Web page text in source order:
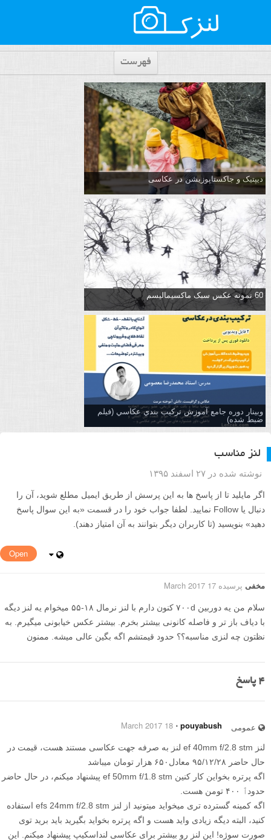
فهرست
دیپتیک و جاکستا‌پوزیشن در عکاسی
60 نمونه عکس سبک ماکسیمالیسم
وبینار دوره جامع آموزش تركيب بندي عكاسي (فیلم
ضبط شده)
لنز مناسب
نوشته شده در ۲۷ اسفند ۱۳۹۵
اگر مایلید تا از پاسخ ها به این پرسش از طریق ایمیل مطلع شوید، آن را
دنبال یا Follow نمایید. لطفا جواب خود را در قسمت «به این سوال پاسخ
دهید» بنویسید (تا کاربران دیگر بتوانند به آن امتیاز دهند).
Open
مخفی پرسیده 17 March 2017
سلام من یه دوربین ۷۰۰d کنون دارم با لنز نرمال ۱۸-۵۵ میخوام یه لنز دیگه
با دیاف باز تر و فاصله کانونی بیشتر بخرم. بیشتر عکس خیابونی میگیرم. به
نظتون چه لنزی مناسبه؟؟ حدود قیمتشم اگه بگین عالی میشه. ممنون
4 پاسخ
عمومی pouyabush
⋅
18 March 2017
لنز ef 40mm f/2.8 stm لنز به صرفه جهت عکاسی مستند هست، قیمت در
حال حاضر ۹۵/۱۲/۲۸ معادل۶۵۰ هزار تومان میباشد
اگه پرتره بخواین کار کنین ef 50mm f/1.8 stm پیشنهاد میکنم، در حال حاضر
حدودٱ ۴۰۰ تومن هست.
اگه کمینه گسترده تری میخواید میتونید از لنز efs 24mm f/2.8 stm استفاده
کنید، البته دیگه زیادی واید هست و اگه پرتره بخواید بگیرید باید برید توی
صورت سوژه! این لنز رو بیشتر برای عکاسی لنداسکیپ پیشنهاد میکنم. این